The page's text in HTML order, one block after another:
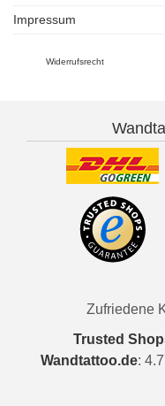
Impressum
Widerrufsrecht
Zufriedene
Trusted
Wandtattoo.de: